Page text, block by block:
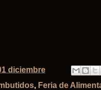
diciembre
, Feria de